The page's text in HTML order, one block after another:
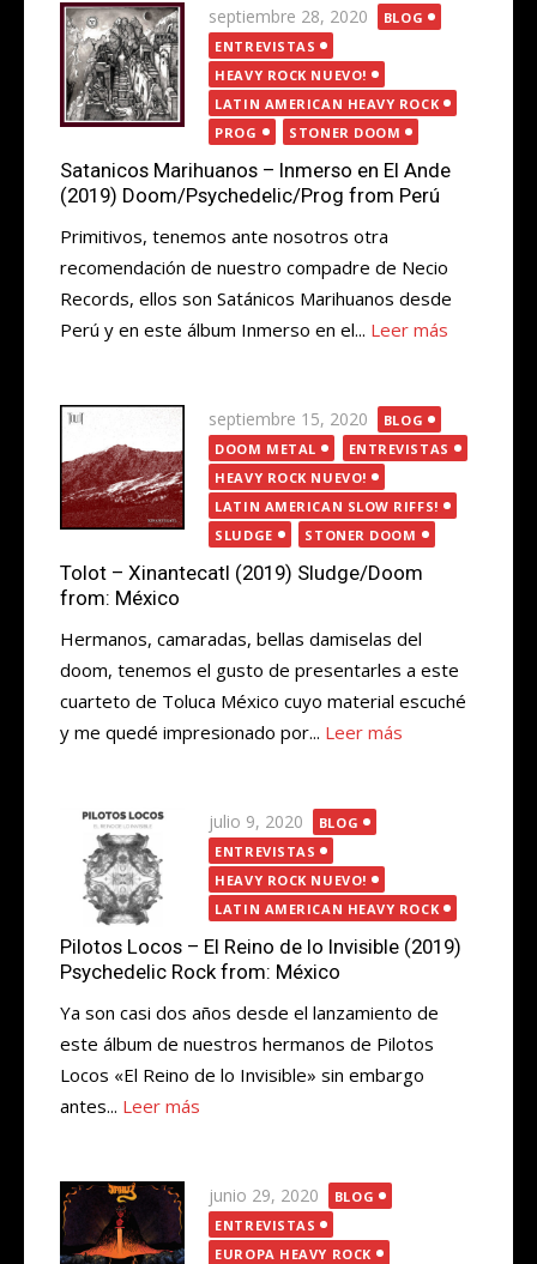
Publicada
el
septiembre 28, 2020
BLOG
ENTREVISTAS
HEAVY ROCK NUEVO!
LATIN AMERICAN HEAVY ROCK
PROG
STONER DOOM
Satanicos Marihuanos – Inmerso en El Ande
(2019) Doom/Psychedelic/Prog from Perú
Primitivos, tenemos ante nosotros otra
recomendación de nuestro compadre de Necio
Records, ellos son Satánicos Marihuanos desde
Perú y en este álbum Inmerso en el... Leer más
Publicada
el
septiembre 15, 2020
BLOG
DOOM METAL
ENTREVISTAS
HEAVY ROCK NUEVO!
LATIN AMERICAN SLOW RIFFS!
SLUDGE
STONER DOOM
Tolot – Xinantecatl (2019) Sludge/Doom
from: México
Hermanos, camaradas, bellas damiselas del
doom, tenemos el gusto de presentarles a este
cuarteto de Toluca México cuyo material escuché
y me quedé impresionado por... Leer más
Publicada
el
julio 9, 2020
BLOG
ENTREVISTAS
HEAVY ROCK NUEVO!
LATIN AMERICAN HEAVY ROCK
Pilotos Locos – El Reino de lo Invisible (2019)
Psychedelic Rock from: México
Ya son casi dos años desde el lanzamiento de
este álbum de nuestros hermanos de Pilotos
Locos «El Reino de lo Invisible» sin embargo
antes... Leer más
Publicada
el
junio 29, 2020
BLOG
ENTREVISTAS
EUROPA HEAVY ROCK